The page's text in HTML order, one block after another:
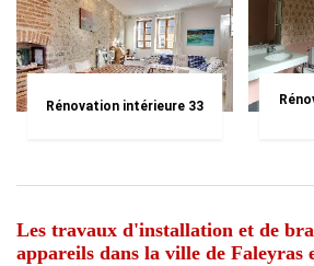
Rénovation intérieure 33
Les travaux d'installation et de
appareils dans la ville de Faleyras